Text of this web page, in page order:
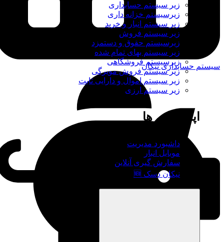
زیر سیستم حسابداری
زیرسیستم خزانه داری
زیر سیستم انبار و خرید
زیر سیستم فروش
زیرسیستم حقوق و دستمزد
زیر سیستم بهای تمام شده
زیرسیستم فروشگاهی
زیر سیستم فروش مویرگی
زیر سیستم اموال و دارایی ثابت
زیر سیستم ارزی
اپلیکیشن ها
داشبورد مدیریت
موبایل انبار
سفارش گیری آنلاین
نیکان دسک 🆕
سیستم حسابداری نیکان